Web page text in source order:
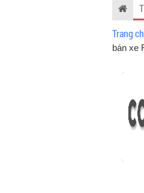
Trang
bán xe